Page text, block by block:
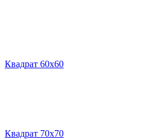
Квадрат 60х60
Квадрат 70х70